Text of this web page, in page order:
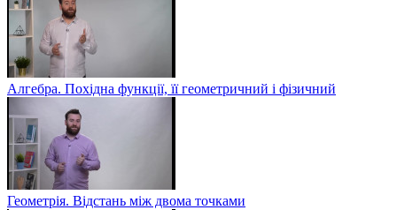
Алгебра. Похідна функції, її геометричний і фізичний
Геометрія. Відстань між двома точками